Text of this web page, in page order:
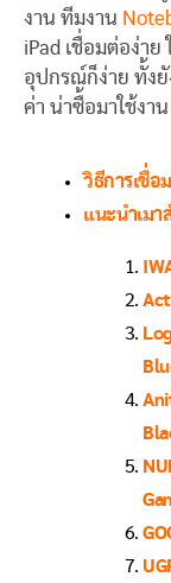
งาน ทีมงาน
iPad เชื่อมต่อง่าย
อุปกรณ์ก็ง่าย ทั้งยั
ค่า น่าซื้อมาใช้งาน
วิธีการเชื่อ
แนะนำเมา